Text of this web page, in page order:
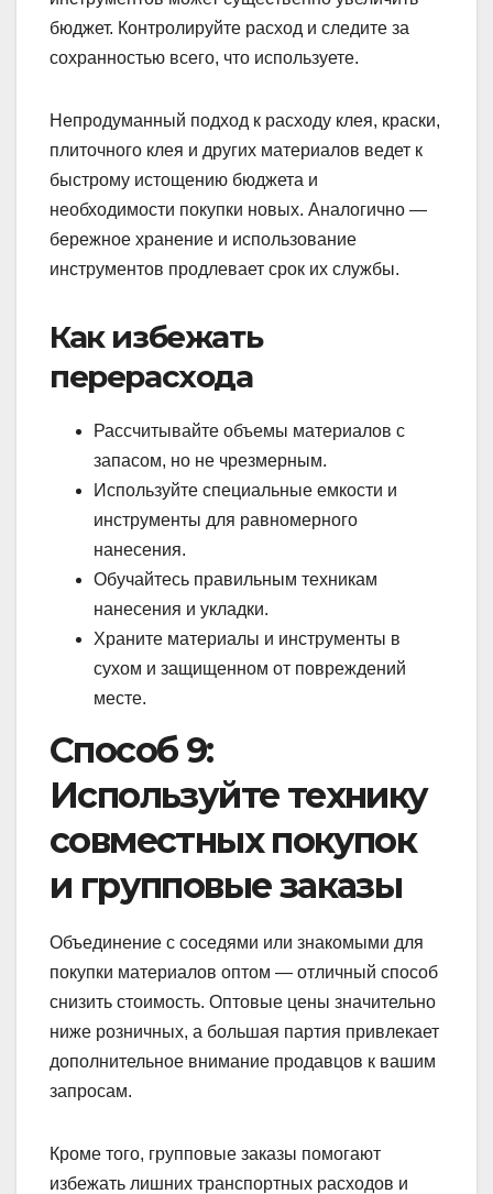
бюджет. Контролируйте расход и следите за
сохранностью всего, что используете.
Непродуманный подход к расходу клея, краски,
плиточного клея и других материалов ведет к
быстрому истощению бюджета и
необходимости покупки новых. Аналогично —
бережное хранение и использование
инструментов продлевает срок их службы.
Как избежать
перерасхода
Рассчитывайте объемы материалов с
запасом, но не чрезмерным.
Используйте специальные емкости и
инструменты для равномерного
нанесения.
Обучайтесь правильным техникам
нанесения и укладки.
Храните материалы и инструменты в
сухом и защищенном от повреждений
месте.
Способ 9:
Используйте технику
совместных покупок
и групповые заказы
Объединение с соседями или знакомыми для
покупки материалов оптом — отличный способ
снизить стоимость. Оптовые цены значительно
ниже розничных, а большая партия привлекает
дополнительное внимание продавцов к вашим
запросам.
Кроме того, групповые заказы помогают
избежать лишних транспортных расходов и